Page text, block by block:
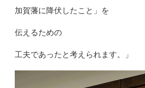
加賀藩に降伏したこと」を
伝えるための
工夫であったと考えられます。」